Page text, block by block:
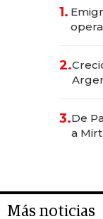
1.
2.
las
3.De
a
Más noticias